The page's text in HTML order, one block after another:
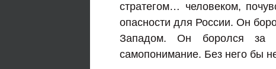
стратегом… человеком,
опасности для России. Он
Западом. Он боролся за
самопонимание. Без него бы